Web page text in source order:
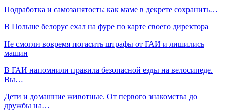
Подработка и самозанятость: как маме в декрете сохранить…
В Польше белорус ехал на фуре по карте своего директора
Не смогли вовремя погасить штрафы от ГАИ и лишились
машин
В ГАИ напомнили правила безопасной езды на велосипеде.
Вы…
Дети и домашние животные. От первого знакомства до
дружбы на…